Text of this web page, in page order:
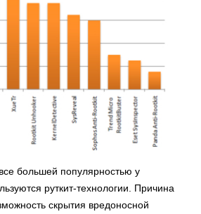
большей популярностью у
руткит-технологии. Причина
скрытия вредоносной